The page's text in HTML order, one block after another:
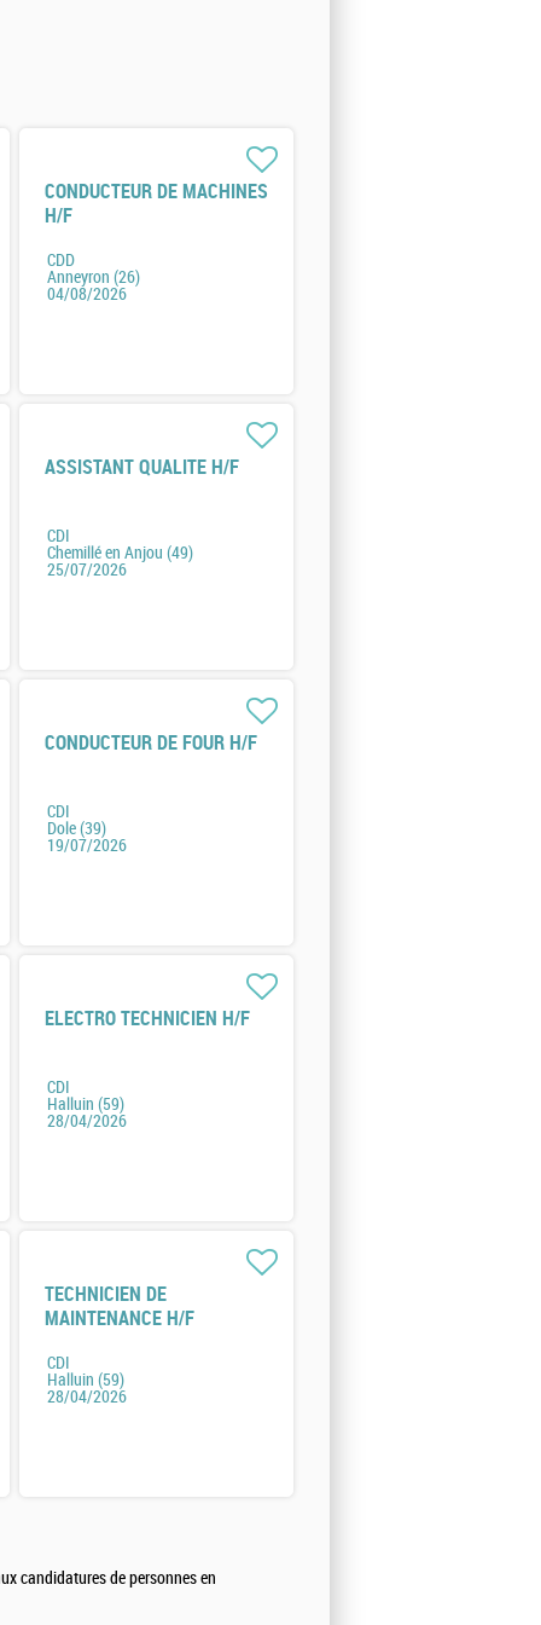
CONDUCTEUR DE MACHINES
H/F
CDD
Anneyron (26)
04/08/2026
ASSISTANT QUALITE H/F
CDI
Chemillé en Anjou (49)
25/07/2026
CONDUCTEUR DE FOUR H/F
CDI
Dole (39)
19/07/2026
ELECTRO TECHNICIEN H/F
CDI
Halluin (59)
28/04/2026
TECHNICIEN DE
MAINTENANCE H/F
CDI
Halluin (59)
28/04/2026
candidatures de personnes en